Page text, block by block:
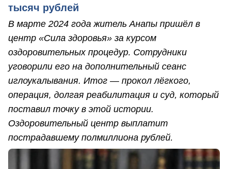
тысяч рублей
В марте 2024 года житель Анапы пришёл в
центр «Сила здоровья» за курсом
оздоровительных процедур. Сотрудники
уговорили его на дополнительный сеанс
иглоукалывания. Итог — прокол лёгкого,
операция, долгая реабилитация и суд, который
поставил точку в этой истории.
Оздоровительный центр выплатит
пострадавшему полмиллиона рублей.